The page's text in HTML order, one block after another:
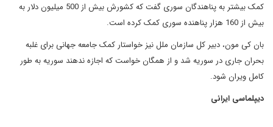
کمک بیشتر به پناهندگان سوری گفت که کشورش بیش از 500 میلیون دلار به
بیش از 160 هزار پناهنده سوری کمک کرده است.
بان کی مون، دبیر کل سازمان ملل نیز خواستار کمک جامعه جهانی برای غلبه
بحران جاری در سوریه شد و از همگان خواست که اجازه ندهند سوریه به طور
کامل ویران شود.
دیپلماسی ایرانی